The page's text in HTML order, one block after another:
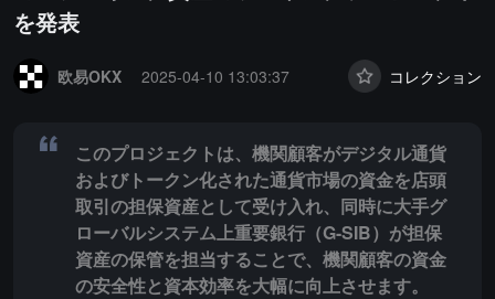
を発表
欧易OKX
2025-04-10 13:03:37 コレクション
このプロジェクトは、機関顧客がデジタル通貨
およびトークン化された通貨市場の資金を店頭
取引の担保資産として受け入れ、同時に大手グ
ローバルシステム上重要銀行（G-SIB）が担保
資産の保管を担当することで、機関顧客の資金
の安全性と資本効率を大幅に向上させます。